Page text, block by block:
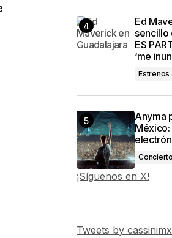
Ed
sencillo
ES
‘me
Estrenos
Anyma
¡Síguenos en X!
Tweets by cassinimx